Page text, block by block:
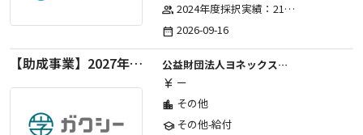
group 2024年度採択実績：21事業（前期11・後期10）、2025年度採択実績：30事業（前期15・後期15）、2026年度採択実績：40事業 ※2026年度より、前期・後期の区分を廃止し、年1回の申請受付となりました。
date_range 2026-09-16
【助成事業】2027年度（通年）ジュニアスポーツ振興に関する助成金
公益財団法人ヨネックススポーツ振興財団
currency_yen ー
location_city その他
schoolその他-給付